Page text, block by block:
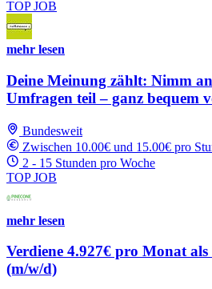
TOP JOB
mehr lesen
Deine Meinung zählt: Nimm
Umfragen teil – ganz bequem
Bundesweit
Zwischen 10.00€ und 15.00€ pro
2 - 15 Stunden pro Woche
TOP JOB
mehr lesen
Verdiene 4.927€ pro Monat
(m/w/d)